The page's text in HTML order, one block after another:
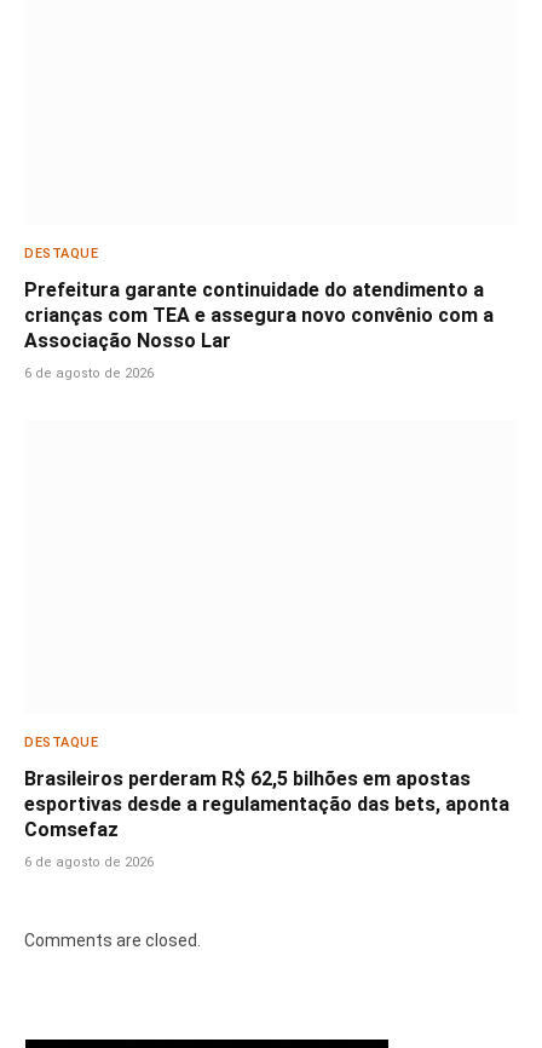
DESTAQUE
Prefeitura garante continuidade do atendimento a
crianças com TEA e assegura novo convênio com a
Associação Nosso Lar
6 de agosto de 2026
DESTAQUE
Brasileiros perderam R$ 62,5 bilhões em apostas
esportivas desde a regulamentação das bets, aponta
Comsefaz
6 de agosto de 2026
Comments are closed.